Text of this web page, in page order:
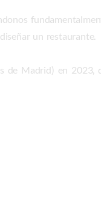
un restaurante.
de Madrid) en 2023,